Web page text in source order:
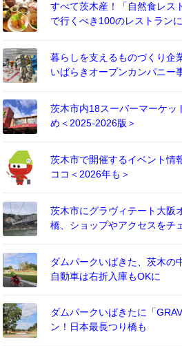
すべて茨木産！「自然食レス
で行くべき100のレストランに
暮らしを支えるものづくり企
いばらきオープンカンパニー
茨木市内18スーパーマーケッ
め＜2025-2026版＞
茨木市で開催するイベント情
ココ＜2026年も＞
茨木市にグラヴィテート大阪
橋、ショップやアクセスをチ
ダムパークいばきた、茨木の
自動車は右折入庫もOKに
ダムパークいばきたに「
ン！日本最長つり橋も